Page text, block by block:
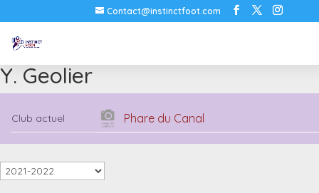
Contact@instinctfoot.com
Y. Geolier
Club actuel Phare du Canal